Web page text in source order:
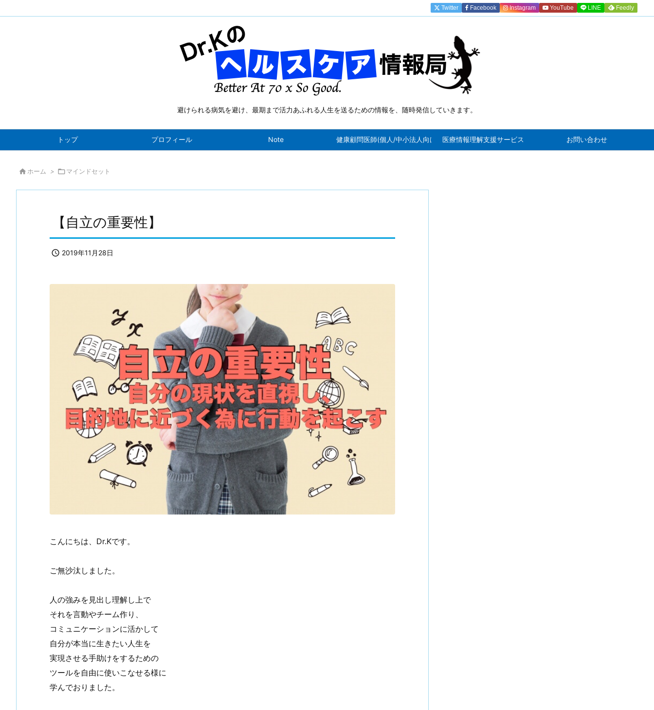
避けられる病気を避け、最期まで活力あふれる人生を送るための情報を、随時発信していきます。
トップ プロフィール Note 健康顧問医師(個人/中小法人向け) 医療情報理解支援サービス お問い合わせ
Twitter Facebook Instagram YouTube LINE Feedly
 ホーム > マインドセット
【自立の重要性】
 2019年11月28日
こんにちは、Dr.Kです。
ご無沙汰しました。
人の強みを見出し理解し上で
それを言動やチーム作り、
コミュニケーションに活かして
自分が本当に生きたい人生を
実現させる手助けをするための
ツールを自由に使いこなせる様に
学んでおりました。